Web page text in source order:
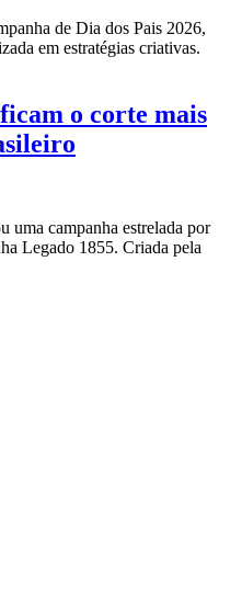
de Dia dos Pais 2026,
em estratégias criativas.
o corte mais
uma campanha estrelada por
Legado 1855. Criada pela